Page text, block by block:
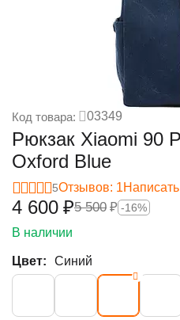
Код товара: 03349
Рюкзак Xiaomi 90
Oxford Blue
5Отзывов: 1
4 600 ₽5 500 ₽ -16%
В наличии
Цвет: Синий